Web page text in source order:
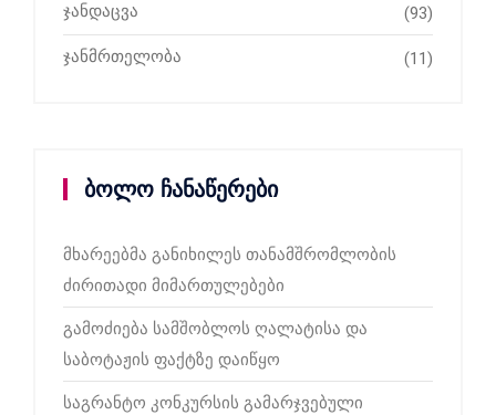
ჯანდაცვა (93)
ჯანმრთელობა (11)
ბოლო ჩანაწერები
მხარეებმა განიხილეს თანამშრომლობის
ძირითადი მიმართულებები
გამოძიება სამშობლოს ღალატისა და
საბოტაჟის ფაქტზე დაიწყო
საგრანტო კონკურსის გამარჯვებული